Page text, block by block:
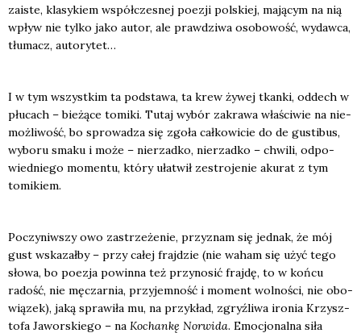
zaiste, kla­sy­kiem współ­cze­snej poezji pol­skiej, mają­cym na nią
wpływ nie tyl­ko jako autor, ale praw­dzi­wa oso­bo­wość, wydaw­ca,
tłu­macz, auto­ry­tet…
I w tym wszyst­kim ta pod­sta­wa, ta krew żywej tkan­ki, oddech w
płu­cach – bie­żą­ce tomi­ki. Tutaj wybór zakra­wa wła­ści­wie na nie­
moż­li­wość, bo spro­wa­dza się zgo­ła cał­ko­wi­cie do de gusti­bus,
wybo­ru sma­ku i może – nie­rzad­ko, nie­rzad­ko – chwi­li, odpo­
wied­nie­go momen­tu, któ­ry uła­twił zestro­je­nie aku­rat z tym
tomi­kiem.
Poczy­niw­szy owo zastrze­że­nie, przy­znam się jed­nak, że mój
gust wska­zał­by – przy całej fraj­dzie (nie waham się użyć tego
sło­wa, bo poezja powin­na też przy­no­sić fraj­dę, to w koń­cu
radość, nie męczar­nia, przy­jem­ność i moment wol­no­ści, nie obo­
wią­zek), jaką spra­wi­ła mu, na przy­kład, zgryź­li­wa iro­nia Krzysz­
to­fa Jawor­skie­go – na Kochan­kę Nor­wi­da. Emo­cjo­nal­na siła